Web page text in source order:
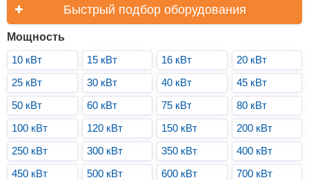
Быстрый подбор оборудования
Мощность
10 кВт
15 кВт 16 кВт
20 кВт
25 кВт
30 кВт 40 кВт
45 кВт
50 кВт
60 кВт 75 кВт
80 кВт
100 кВт
120 кВт 150 кВт
200 кВт
250 кВт
300 кВт 350 кВт
400 кВт
450 кВт
500 кВт 600 кВт
700 кВт